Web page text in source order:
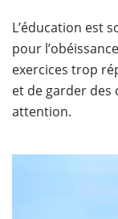
L’éducation est
pour
exercices trop
et de garder des
attention.